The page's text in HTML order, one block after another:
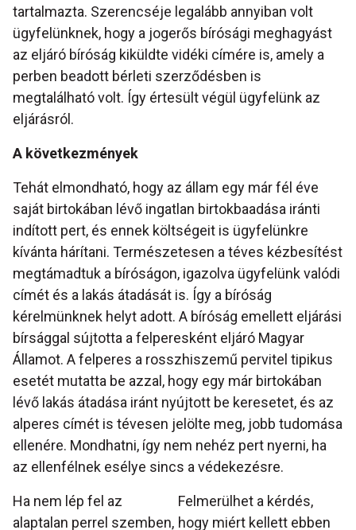
tartalmazta. Szerencséje legalább annyiban volt
ügyfelünknek, hogy a jogerős bírósági meghagyást
az eljáró bíróság kiküldte vidéki címére is, amely a
perben beadott bérleti szerződésben is
megtalálható volt. Így értesült végül ügyfelünk az
eljárásról.
A következmények
Tehát elmondható, hogy az állam egy már fél éve
saját birtokában lévő ingatlan birtokbaadása iránti
indított pert, és ennek költségeit is ügyfelünkre
kívánta hárítani. Természetesen a téves kézbesítést
megtámadtuk a bíróságon, igazolva ügyfelünk valódi
címét és a lakás átadását is. Így a bíróság
kérelmünknek helyt adott. A bíróság emellett eljárási
bírsággal sújtotta a felperesként eljáró Magyar
Államot. A felperes a rosszhiszemű pervitel tipikus
esetét mutatta be azzal, hogy egy már birtokában
lévő lakás átadása iránt nyújtott be keresetet, és az
alperes címét is tévesen jelölte meg, jobb tudomása
ellenére. Mondhatni, így nem nehéz pert nyerni, ha
az ellenfélnek esélye sincs a védekezésre.
Ha nem lép fel az
alaptalan perrel szemben,
Felmerülhet a kérdés,
hogy miért kellett ebben